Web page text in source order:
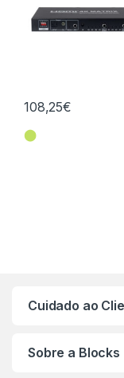
108,25€
⬤
Cuidado ao
Sobre a Blocks